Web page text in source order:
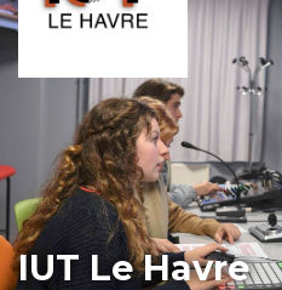
IUT Le Havre